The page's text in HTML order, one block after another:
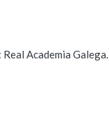
Academia Galega.